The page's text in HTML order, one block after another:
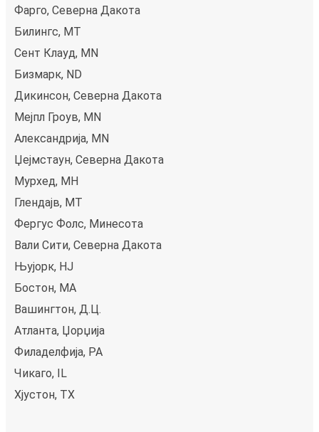
Фарго, Северна Дакота
Билингс, МТ
Сент Клауд, MN
Бизмарк, ND
Дикинсон, Северна Дакота
Мејпл Гроув, MN
Александрија, MN
Џејмстаун, Северна Дакота
Мурхед, МН
Глендајв, MT
Фергус Фолс, Минесота
Вали Сити, Северна Дакота
Њујорк, НЈ
Бостон, MA
Вашингтон, Д.Ц.
Атланта, Џорџија
Филаделфија, PA
Чикаго, IL
Хјустон, TX